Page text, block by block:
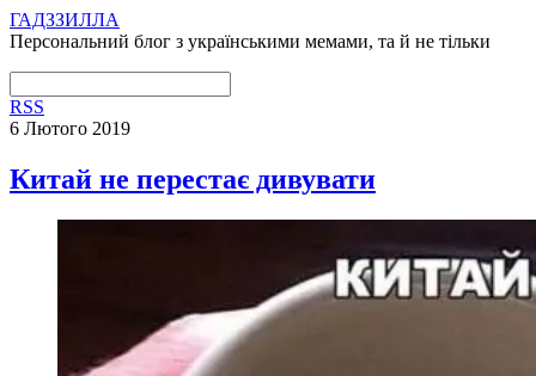
ГАДЗЗИЛЛА
Персональний блог з українськими мемами, та й не тільки
RSS
6 Лютого 2019
Китай не перестає дивувати